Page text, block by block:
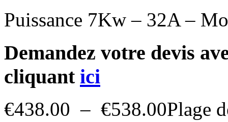
Puissance 7Kw – 32A –
Demandez votre devis
cliquant ici
€438.00 – €538.00Plage